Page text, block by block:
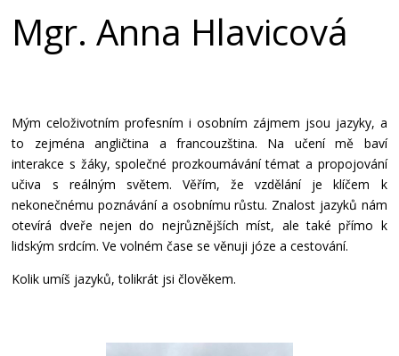
Mgr. Anna Hlavicová
Mým celoživotním profesním i osobním zájmem jsou jazyky, a
to zejména angličtina a francouzština. Na učení mě baví
interakce s žáky, společné prozkoumávání témat a propojování
učiva s reálným světem. Věřím, že vzdělání je klíčem k
nekonečnému poznávání a osobnímu růstu. Znalost jazyků nám
otevírá dveře nejen do nejrůznějších míst, ale také přímo k
lidským srdcím. Ve volném čase se věnuji józe a cestování.
Kolik umíš jazyků, tolikrát jsi člověkem.